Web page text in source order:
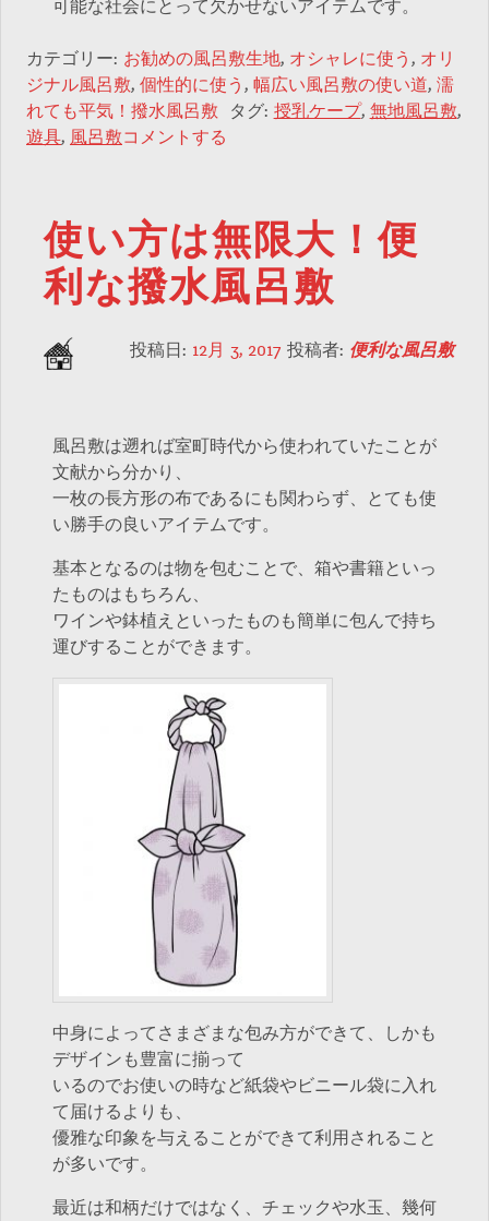
可能な社会にとって欠かせないアイテムです。
カテゴリー: お勧めの風呂敷生地, オシャレに使う , オリ
ジナル風呂敷, 個性的に使う , 幅広い風呂敷の使い道, 濡
れても平気！撥水風呂敷
タグ: 授乳ケープ, 無地風呂敷,
遊具, 風呂敷コメントする
使い方は無限大！便
利な撥水風呂敷
投稿日: 12月 3, 2017 投稿者: 便利な風呂敷
風呂敷は遡れば室町時代から使われていたことが
文献から分かり、
一枚の長方形の布であるにも関わらず、とても使
い勝手の良いアイテムです。
基本となるのは物を包むことで、箱や書籍といっ
たものはもちろん、
ワインや鉢植えといったものも簡単に包んで持ち
運びすることができます。
中身によってさまざまな包み方ができて、しかも
デザインも豊富に揃って
いるのでお使いの時など紙袋やビニール袋に入れ
て届けるよりも、
優雅な印象を与えることができて利用されること
が多いです。
最近は和柄だけではなく、チェックや水玉、幾何